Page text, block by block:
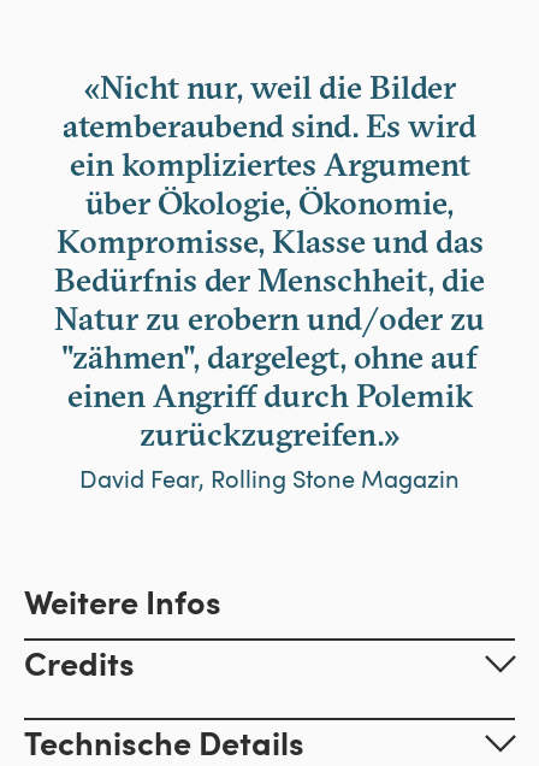
«Nicht nur, weil die Bilder
atemberaubend sind. Es wird
ein kompliziertes Argument
über Ökologie, Ökonomie,
Kompromisse, Klasse und das
Bedürfnis der Menschheit, die
Natur zu erobern und/oder zu
"zähmen", dargelegt, ohne auf
einen Angriff durch Polemik
zurückzugreifen.»
David Fear, Rolling Stone Magazin
Weitere Infos
Credits
Technische Details